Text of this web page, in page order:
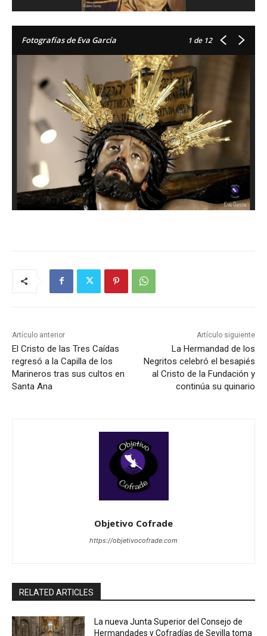
Fotografías de Eva García 1 de 12
Artículo anterior
El Cristo de las Tres Caídas
regresó a la Capilla de los
Marineros tras sus cultos en
Santa Ana
Artículo siguiente
La Hermandad de los
Negritos celebró el besapiés
al Cristo de la Fundación y
continúa su quinario
Objetivo Cofrade
https://objetivocofrade.com
RELATED ARTICLES
La nueva Junta Superior del Consejo de
Hermandades y Cofradías de Sevilla toma